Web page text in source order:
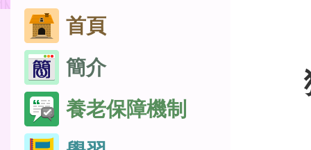
跳
至
內
容
首頁
簡介
養老保障機制